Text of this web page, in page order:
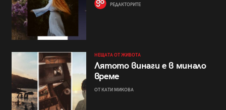
РЕДАКТОРИТЕ
НЕЩАТА ОТ ЖИВОТА
Лятото винаги е в минало
време
ОТ КАТИ МИКОВА